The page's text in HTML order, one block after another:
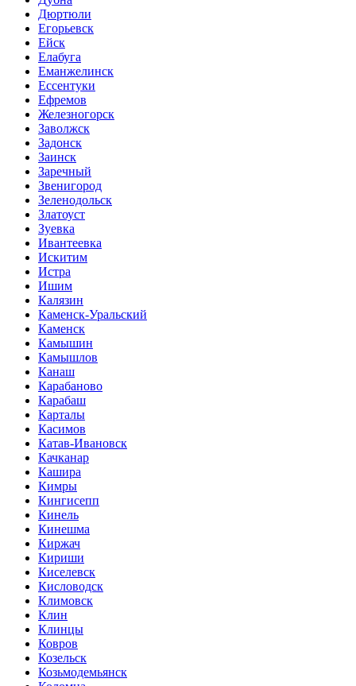
Дюртюли
Егорьевск
Ейск
Елабуга
Еманжелинск
Ессентуки
Ефремов
Железногорск
Заволжск
Задонск
Заинск
Заречный
Звенигород
Зеленодольск
Златоуст
Зуевка
Ивантеевка
Искитим
Истра
Ишим
Калязин
Каменск-Уральский
Каменск
Камышин
Камышлов
Канаш
Карабаново
Карабаш
Карталы
Касимов
Катав-Ивановск
Качканар
Кашира
Кимры
Кингисепп
Кинель
Кинешма
Киржач
Кириши
Киселевск
Кисловодск
Климовск
Клин
Клинцы
Ковров
Козельск
Козьмодемьянск